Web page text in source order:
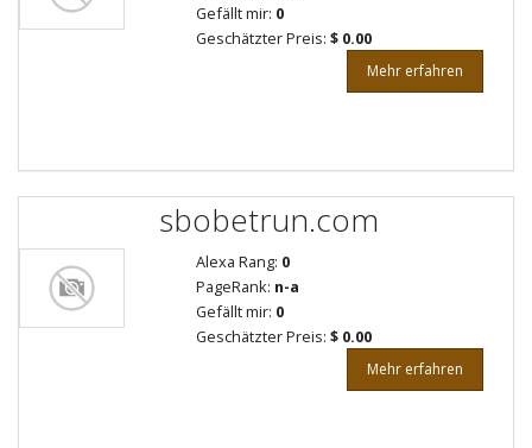
Gefällt mir: 0
Geschätzter Preis: $ 0.00
Mehr erfahren
sbobetrun.com
Alexa Rang: 0
PageRank: n-a
Gefällt mir: 0
Geschätzter Preis: $ 0.00
Mehr erfahren